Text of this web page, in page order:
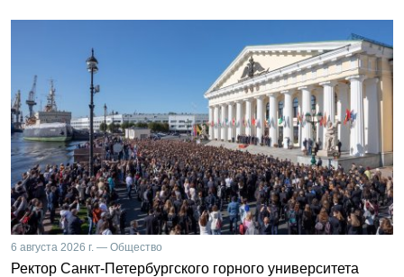
6 августа 2026 г. — Общество
Ректор Санкт-Петербургского горного университета